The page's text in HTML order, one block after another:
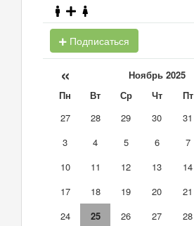
Подписаться
« Ноябрь 2025
Пн Вт Ср Чт Пт
27
28 29 30 31
3
4 5 6 7
10
11 12 13 14
17
18 19 20 21
24
25 26 27 28